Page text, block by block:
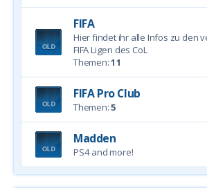
FIFA
Hier findet ihr alle Infos zu den
FIFA Ligen des CoL
Themen:11
FIFA Pro Club
Themen:5
Madden
PS4 and more!